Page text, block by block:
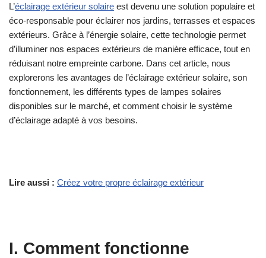
L’éclairage extérieur solaire est devenu une solution populaire et
éco-responsable pour éclairer nos jardins, terrasses et espaces
extérieurs. Grâce à l’énergie solaire, cette technologie permet
d’illuminer nos espaces extérieurs de manière efficace, tout en
réduisant notre empreinte carbone. Dans cet article, nous
explorerons les avantages de l’éclairage extérieur solaire, son
fonctionnement, les différents types de lampes solaires
disponibles sur le marché, et comment choisir le système
d’éclairage adapté à vos besoins.
Lire aussi : Créez votre propre éclairage extérieur
I. Comment fonctionne